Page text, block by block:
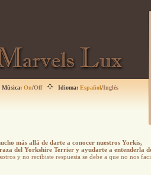
Música: On/Off Idioma: Español/Inglés
más allá de darte a conocer nuestros Yorkis,
del Yorkshire Terrier y ayudarte a entenderla
y no recibiste respuesta se debe a que no nos